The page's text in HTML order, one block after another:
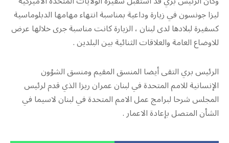
ليزا جونسون في زيارة وداعية بمناسبة انتهاء مهامها الدبلوماسية
كسفيرة لبلادها لدى لبنان ، الزيارة كانت مناسبة جرى خلالها عرض
للاوضاع العامة والعلاقات الثنائية بين البلدين .
الرئيس بري التقى أيضا المنسق المقيم ومنسق الشؤون
الإنسانية للامم المتحدة في لبنان عمران ريزا الذي قدم لرئيس
المجلس شرحا لبرامج عمل الامم المتحدة في لبنان لاسيما في
الشأن المتصل بإعادة الاعمار .